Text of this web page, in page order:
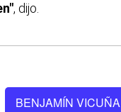
, dijo.
BENJAMÍN VICUÑA